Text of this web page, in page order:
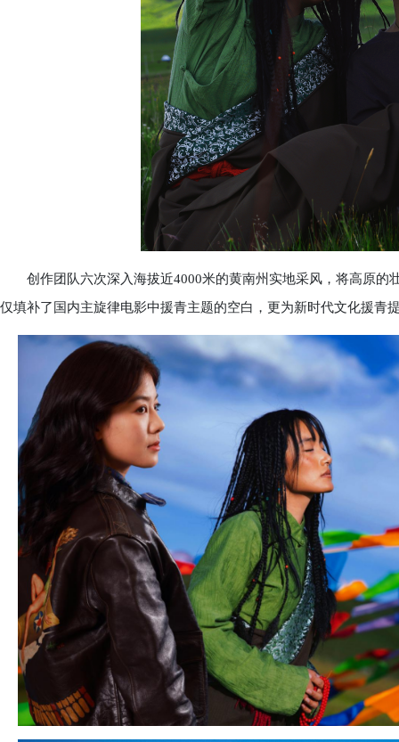
创作团队六次深入海拔近4000米的黄南州实地采风，将高原的
仅填补了国内主旋律电影中援青主题的空白，更为新时代文化援青